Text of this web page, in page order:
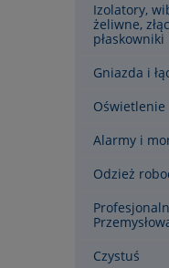
Izolatory,
żeliwne,
płaskowniki
Gniazda i
Oświetlenie
Alarmy i
Odzież
Czystuś